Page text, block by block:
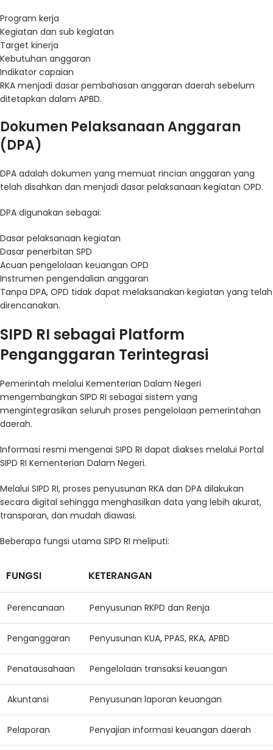
Program kerja
Kegiatan dan sub kegiatan
Target kinerja
Kebutuhan anggaran
Indikator capaian
RKA menjadi dasar pembahasan anggaran daerah sebelum
ditetapkan dalam APBD.
Dokumen Pelaksanaan Anggaran
(DPA)
DPA adalah dokumen yang memuat rincian anggaran yang
telah disahkan dan menjadi dasar pelaksanaan kegiatan OPD.
DPA digunakan sebagai:
Dasar pelaksanaan kegiatan
Dasar penerbitan SPD
Acuan pengelolaan keuangan OPD
Instrumen pengendalian anggaran
Tanpa DPA, OPD tidak dapat melaksanakan kegiatan yang telah
direncanakan.
SIPD RI sebagai Platform
Penganggaran Terintegrasi
Pemerintah melalui Kementerian Dalam Negeri
mengembangkan SIPD RI sebagai sistem yang
mengintegrasikan seluruh proses pengelolaan pemerintahan
daerah.
Informasi resmi mengenai SIPD RI dapat diakses melalui Portal
SIPD RI Kementerian Dalam Negeri.
Melalui SIPD RI, proses penyusunan RKA dan DPA dilakukan
secara digital sehingga menghasilkan data yang lebih akurat,
transparan, dan mudah diawasi.
Beberapa fungsi utama SIPD RI meliputi:
FUNGSI KETERANGAN
Perencanaan Penyusunan RKPD dan Renja
Penganggaran Penyusunan KUA, PPAS, RKA, APBD
Penatausahaan Pengelolaan transaksi keuangan
Akuntansi Penyusunan laporan keuangan
Pelaporan Penyajian informasi keuangan daerah